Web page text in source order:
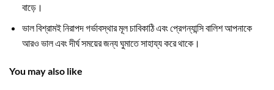
বাড়ে।
ভাল বিশ্রামই নিরাপদ গর্ভাবস্থার মূল চাবিকাঠি এবং প্রেগন্যান্সি বালিশ আপনাকে
আরও ভাল এবং দীর্ঘ সময়ের জন্য ঘুমাতে সাহায্য করে থাকে।
You may also like